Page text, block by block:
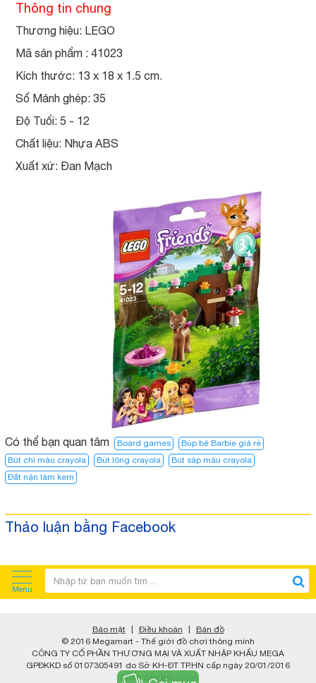
Thông tin chung
Thương hiệu: LEGO
Mã sản phẩm : 41023
Kích thước: 13 x 18 x 1.5 cm.
Số Mảnh ghép: 35
Độ Tuổi: 5 - 12
Chất liệu: Nhựa ABS
Xuất xứ: Đan Mạch
Có thể bạn quan tâm Board games
Búp bê Barbie giá rẻ
Bút chì màu crayola
Bút lông crayola
Bút sáp màu crayola
Đất nặn làm kem
Thảo luận bằng Facebook
Menu
Bảo mật Điều khoản
Bản đồ
© 2016 Megamart - Thế giới đồ chơi thông minh
CÔNG TY CỔ PHẦN THƯƠNG MẠI VÀ XUẤT NHẬP KHẨU MEGA
GPĐKKD số 0107305491 do Sở KH-ĐT TP.HN cấp ngày 20/01/2016
Cung cấp bởi